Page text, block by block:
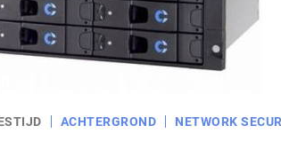
ACHTERGROND NETWORK